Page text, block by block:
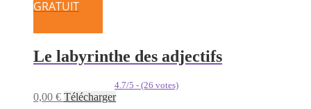
GRATUIT
Le labyrinthe des adjectifs
4.7/5 - (26 votes)
0,00 € Télécharger